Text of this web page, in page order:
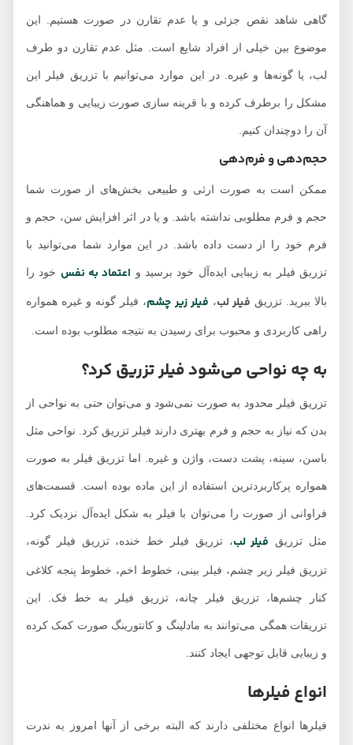
گاهی شاهد نقص جزئی و یا عدم تقارن در صورت هستیم. این
موضوع بین خیلی از افراد شایع است. مثل عدم تقارن دو طرف
لب، یا گونه‌ها و غیره. در این موارد می‌توانیم با تزریق فیلر این
مشکل را برطرف کرده و با قرینه سازی صورت زیبایی و هماهنگی
آن را دوچندان کنیم.
حجم‌دهی و فرم‌دهی
ممکن است به صورت ارثی و طبیعی بخش‌های از صورت شما
حجم و فرم مطلوبی نداشته باشد. و یا در اثر افزایش سن، حجم و
فرم خود را از دست داده باشد. در این موارد شما می‌توانید با
تزریق فیلر به زیبایی ایده‌آل خود برسید واعتماد به نفسخود را
بالا ببرید. تزریقفیلر لب، فیلر زیر چشم، فیلر گونه و غیره همواره
راهی کاربردی و محبوب برای رسیدن به نتیجه مطلوب بوده است.
به چه نواحی می‌شود فیلر تزریق کرد؟
تزریق فیلر محدود به صورت نمی‌شود و می‌توان حتی به نواحی از
بدن که نیاز به حجم و فرم بهتری دارند فیلر تزریق کرد. نواحی مثل
باسن، سینه، پشت دست، واژن و غیره. اما تزریق فیلر به صورت
همواره پرکاربردترین استفاده از این ماده بوده است. قسمت‌های
فراوانی از صورت را می‌توان با فیلر به شکل ایده‌آل نزدیک کرد.
مثل تزریق فیلر لب، تزریق فیلر خط خنده، تزریق فیلر گونه،
تزریق فیلر زیر چشم، فیلر بینی، خطوط اخم، خطوط پنجه کلاغی
کنار چشم‌ها، تزریق فیلر چانه، تزریق فیلر به خط فک. این
تزریقات همگی می‌توانند به مادلینگ و کانتورینگ صورت کمک کرده
و زیبایی قابل توجهی ایجاد کنند.
انواع فیلرها
فیلرها انواع مختلفی دارند که البته برخی از آنها امروز به ندرت